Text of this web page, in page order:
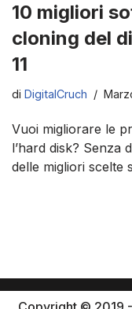
10 migliori
cloning del
11
di DigitalCruch
Vuoi migliorare le
l’hard disk? Senza
delle migliori scelte